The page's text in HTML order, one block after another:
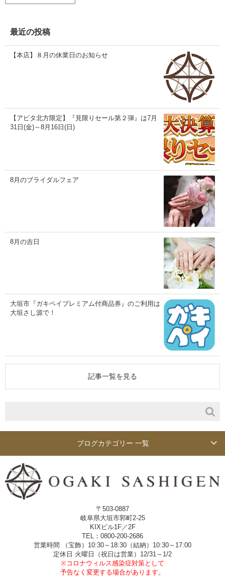
ブ
最近の投稿
【本店】８月の休業日のお知らせ
【アピタ北方限定】『見限りセール第２弾』は7月
31日(金)～8月16日(日)
8月のブライダルフェア
8月の吉日
大垣市『ガキペイプレミアム付商品券』のご利用は
大垣さし源で！
記事一覧を見る
ブログカテゴリー 一覧
〒503-0887
岐阜県大垣市郭町2-25
KIXビル1F／2F
TEL：0800-200-2686
営業時間 （宝飾）10:30～18:30（結納）10:30～17:00
定休日 火曜日（祝日は営業）12/31～1/2
※コロナウィルス感染症対策として
予告なく変更する場合があります。